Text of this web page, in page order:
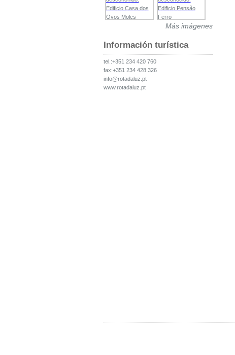
Más imágenes
Información turística
tel.:+351 234 420 760
fax:+351 234 428 326
info@rotadaluz.pt
www.rotadaluz.pt